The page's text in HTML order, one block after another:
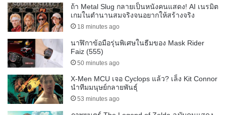
ถ้า Metal Slug กลายเป็นหนังคนแสดง! AI เนรมิต
เกมในตำนานสมจริงจนอยากให้สร้างจริง
18 minutes ago
นาฬิกาข้อมือรุ่นพิเศษในธีมของ Mask Rider
Faiz (555)
50 minutes ago
X-Men MCU เจอ Cyclops แล้ว? เล็ง Kit Connor
นำทีมมนุษย์กลายพันธุ์
53 minutes ago